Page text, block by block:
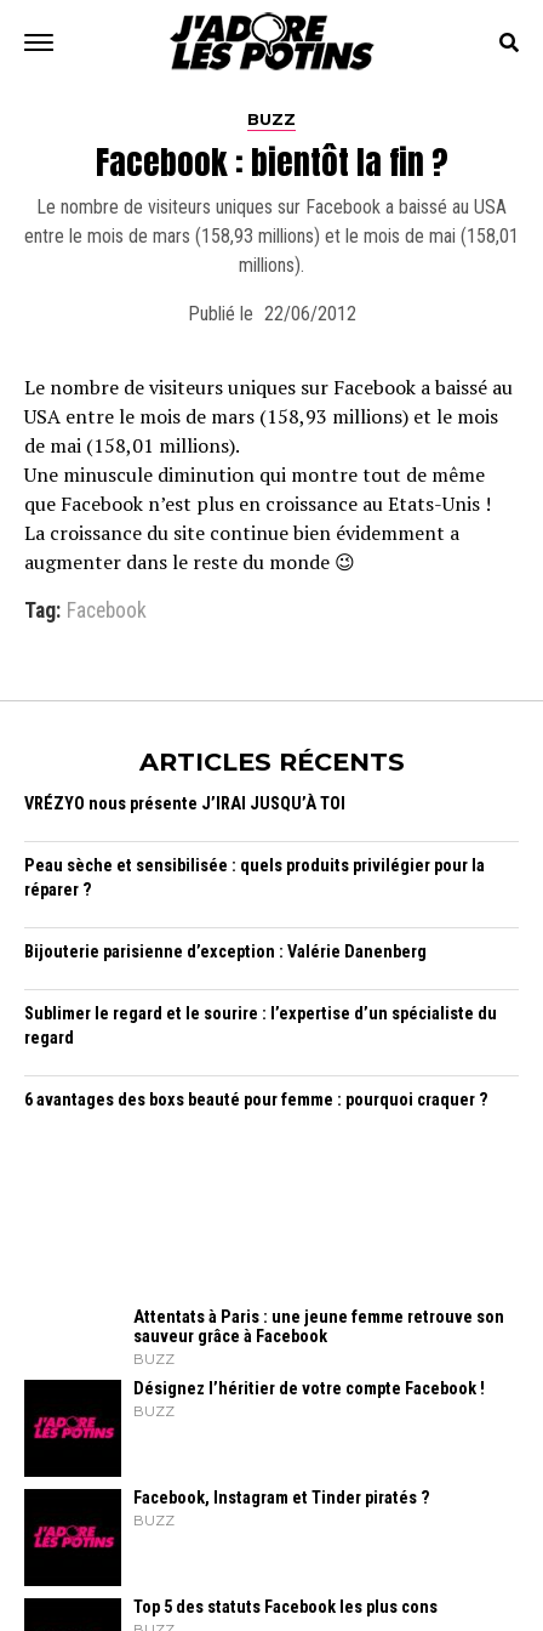
BUZZ
Facebook : bientôt la fin ?
Le nombre de visiteurs uniques sur Facebook a baissé au USA
entre le mois de mars (158,93 millions) et le mois de mai (158,01
millions).
Publié le 22/06/2012
Le nombre de visiteurs uniques sur Facebook a baissé au
USA entre le mois de mars (158,93 millions) et le mois
de mai (158,01 millions).
Une minuscule diminution qui montre tout de même
que Facebook n’est plus en croissance au Etats-Unis !
La croissance du site continue bien évidemment a
augmenter dans le reste du monde 😉
Tag: Facebook
ARTICLES RÉCENTS
VRÉZYO nous présente J’IRAI JUSQU’À TOI
Peau sèche et sensibilisée : quels produits privilégier pour la
réparer ?
Bijouterie parisienne d’exception : Valérie Danenberg
Sublimer le regard et le sourire : l’expertise d’un spécialiste du
regard
6 avantages des boxs beauté pour femme : pourquoi craquer ?
Attentats à Paris : une jeune femme retrouve son
sauveur grâce à Facebook
BUZZ
Désignez l’héritier de votre compte Facebook !
BUZZ
Facebook, Instagram et Tinder piratés ?
BUZZ
Top 5 des statuts Facebook les plus cons